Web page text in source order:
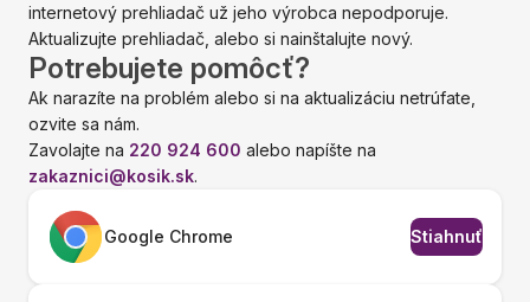
internetový prehliadač už jeho výrobca nepodporuje.
Aktualizujte prehliadač, alebo si nainštalujte nový.
Potrebujete pomôcť?
Ak narazíte na problém alebo si na aktualizáciu netrúfate,
ozvite sa nám.
Zavolajte na 220 924 600 alebo napíšte na
zakaznici@kosik.sk.
Google Chrome Stiahnuť